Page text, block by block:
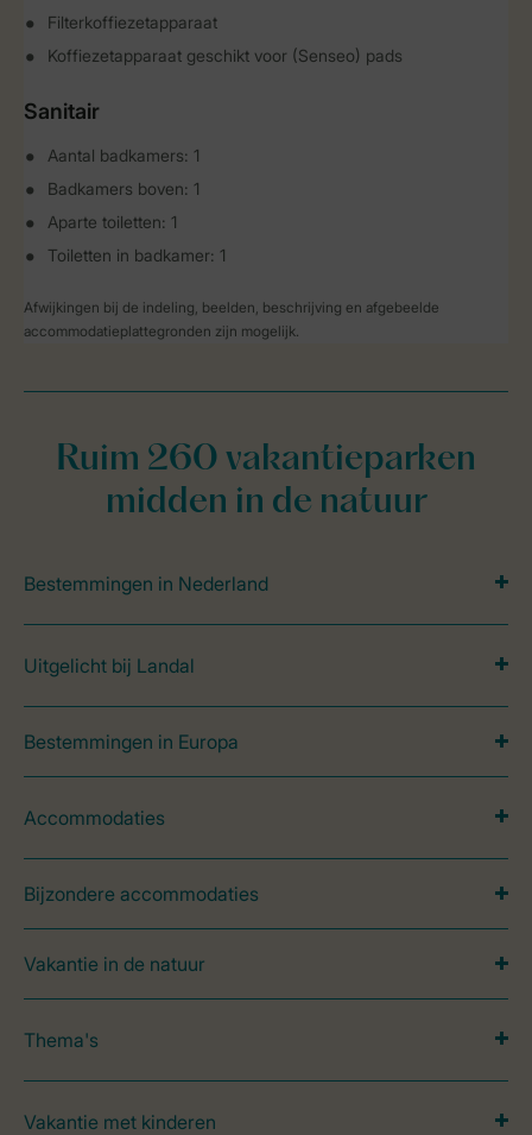
Filterkoffiezetapparaat
Koffiezetapparaat geschikt voor (Senseo) pads
Sanitair
Aantal badkamers: 1
Badkamers boven: 1
Aparte toiletten: 1
Toiletten in badkamer: 1
Afwijkingen bij de indeling, beelden, beschrijving en afgebeelde
accommodatieplattegronden zijn mogelijk.
Ruim 260 vakantieparken
midden in de natuur
Bestemmingen in Nederland
Uitgelicht bij Landal
Bestemmingen in Europa
Accommodaties
Bijzondere accommodaties
Vakantie in de natuur
Thema's
Vakantie met kinderen